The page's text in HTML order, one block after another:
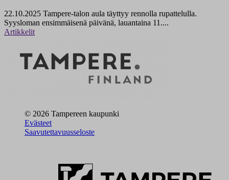
22.10.2025 Tampere-talon aula täyttyy rennolla rupattelulla.
Syysloman ensimmäisenä päivänä, lauantaina 11....
Artikkelit
© 2026 Tampereen kaupunki
Evästeet
Saavutettavuusseloste